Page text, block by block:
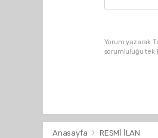
Yorum yazarak
sorumluluğu tek
Anasayfa RESMİ İLAN